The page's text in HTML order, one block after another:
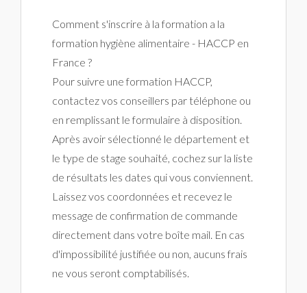
Comment s'inscrire à la formation a la
formation hygiène alimentaire - HACCP en
France ?
Pour suivre une formation HACCP,
contactez vos conseillers par téléphone ou
en remplissant le formulaire à disposition.
Après avoir sélectionné le département et
le type de stage souhaité, cochez sur la liste
de résultats les dates qui vous conviennent.
Laissez vos coordonnées et recevez le
message de confirmation de commande
directement dans votre boîte mail. En cas
d'impossibilité justifiée ou non, aucuns frais
ne vous seront comptabilisés.